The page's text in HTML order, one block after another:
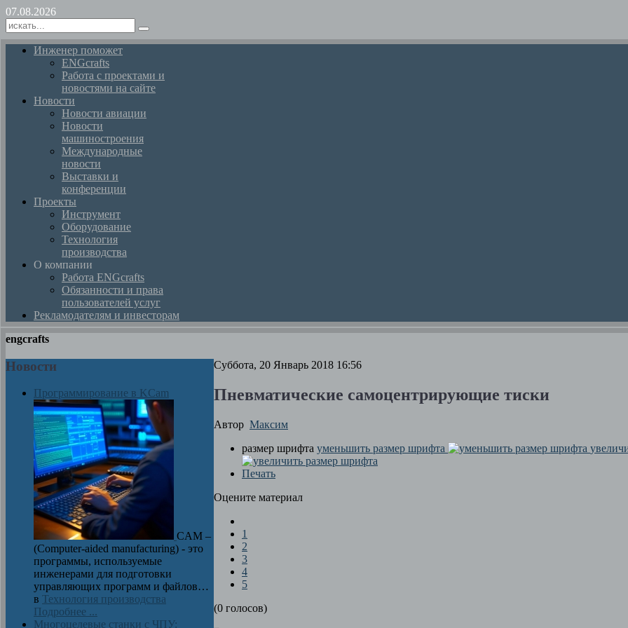
07.08.2026
Инженер поможет
ENGcrafts
Работа с проектами и
новостями на сайте
Новости
Новости авиации
Новости
машиностроения
Международные
новости
Выставки и
конференции
Проекты
Инструмент
Оборудование
Технология
производства
О компании
Работа ENGcrafts
Обязанности и права
пользователей услуг
Рекламодателям и инвесторам
engcrafts
Суббота, 20 Январь 2018 16:56
Пневматические самоцентрирующие тиски
Автор Максим
размер шрифта уменьшить размер шрифта
Печать
Оцените материал
1
2
3
4
5
(0 голосов)
Новости
Программирование в KCam
CAM –
(Computer-aided manufacturing) - это
программы, используемые
инженерами для подготовки
управляющих программ и файлов…
в Технология производства
Подробнее ...
Многоцелевые станки с ЧПУ: